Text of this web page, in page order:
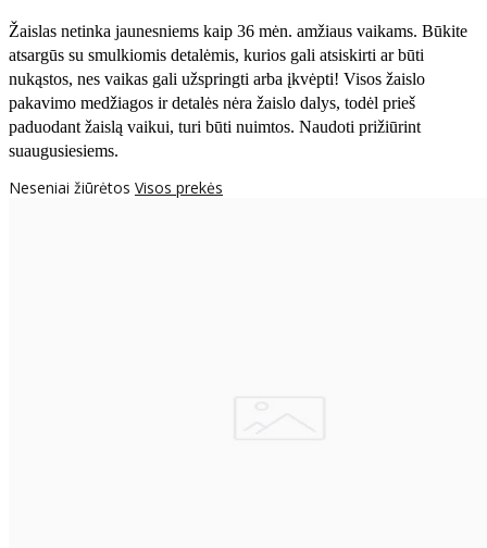
Žaislas netinka jaunesniems kaip 36 mėn. amžiaus vaikams. Būkite
atsargūs su smulkiomis detalėmis, kurios gali atsiskirti ar būti
nukąstos, nes vaikas gali užspringti arba įkvėpti! Visos žaislо
pakavimo medžiagos ir detalės nėra žaislo dalys, todėl prieš
paduodant žaislą vaikui, turi būti nuimtos. Naudoti prižiūrint
suaugusiesiems.
Neseniai žiūrėtos Visos prekės